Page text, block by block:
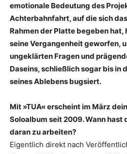
emotionale Bedeutung des
Achterbahnfahrt, auf die sich
Rahmen der Platte begeben
seine Vergang­enheit geworfen,
ungeklärten Fragen und
Daseins, schließlich sogar bis in
seines Ablebens bugsiert.
Mit »TUA« erscheint im März
Soloalbum seit 2009. Wann hast
daran zu arbeiten?
Eigentlich direkt nach